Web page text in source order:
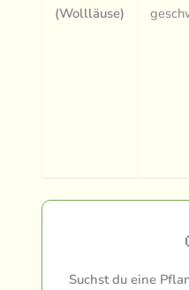
(Wollläuse)
Suchst du eine